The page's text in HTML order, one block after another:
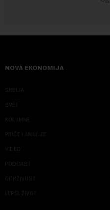
NOVA EKONOMIJA
SRBIJA
SVET
KOLUMNE
PRIČE I ANALIZE
VIDEO
PODCAST
ODRŽIVOST
LEPŠI ŽIVOT